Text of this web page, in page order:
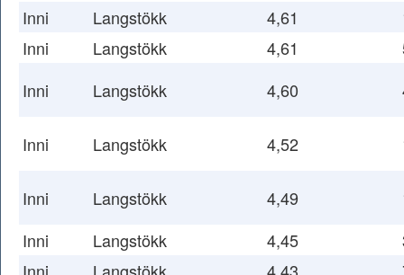
Inni
Langstökk 4,61
Inni
Langstökk 4,61
Inni
Langstökk 4,60
Inni Langstökk 4,52
Inni Langstökk 4,49
Inni
Langstökk 4,45